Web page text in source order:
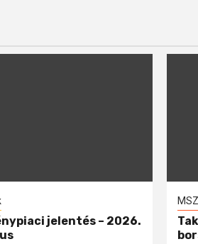
jelentés – 2026.